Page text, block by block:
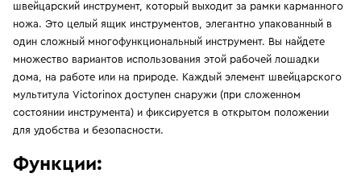
швейцарский инструмент, который выходит за рамки карманного
ножа. Это целый ящик инструментов, элегантно упакованный в
один сложный многофункциональный инструмент. Вы найдете
множество вариантов использования этой рабочей лошадки
дома, на работе или на природе. Каждый элемент швейцарского
мультитула Victorinox доступен снаружи (при сложенном
состоянии инструмента) и фиксируется в открытом положении
для удобства и безопасности.
Функции: